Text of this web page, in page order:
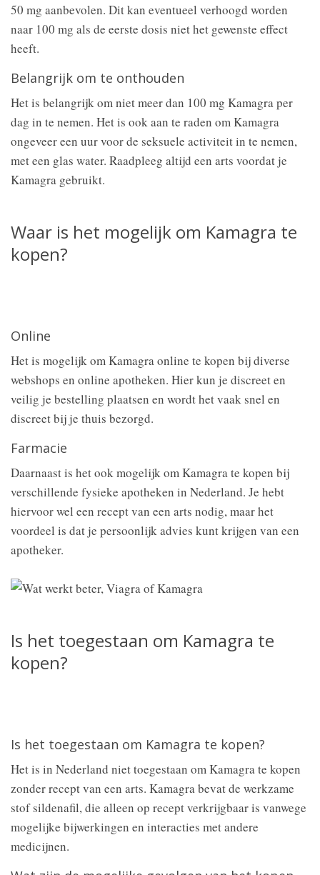
50 mg aanbevolen. Dit kan eventueel verhoogd worden
naar 100 mg als de eerste dosis niet het gewenste effect
heeft.
Belangrijk om te onthouden
Het is belangrijk om niet meer dan 100 mg Kamagra per
dag in te nemen. Het is ook aan te raden om Kamagra
ongeveer een uur voor de seksuele activiteit in te nemen,
met een glas water. Raadpleeg altijd een arts voordat je
Kamagra gebruikt.
Waar is het mogelijk om Kamagra te
kopen?
Online
Het is mogelijk om Kamagra online te kopen bij diverse
webshops en online apotheken. Hier kun je discreet en
veilig je bestelling plaatsen en wordt het vaak snel en
discreet bij je thuis bezorgd.
Farmacie
Daarnaast is het ook mogelijk om Kamagra te kopen bij
verschillende fysieke apotheken in Nederland. Je hebt
hiervoor wel een recept van een arts nodig, maar het
voordeel is dat je persoonlijk advies kunt krijgen van een
apotheker.
Is het toegestaan om Kamagra te
kopen?
Is het toegestaan om Kamagra te kopen?
Het is in Nederland niet toegestaan om Kamagra te kopen
zonder recept van een arts. Kamagra bevat de werkzame
stof sildenafil, die alleen op recept verkrijgbaar is vanwege
mogelijke bijwerkingen en interacties met andere
medicijnen.